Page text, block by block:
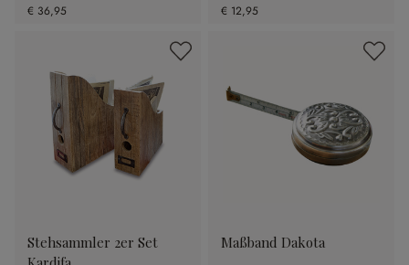
€ 36,95 € 12,95
Stehsammler 2er Set
Maßband Dakota